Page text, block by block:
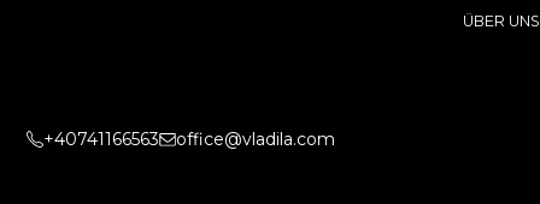
ÜBER UNS
+40741166563 office@vladila.com